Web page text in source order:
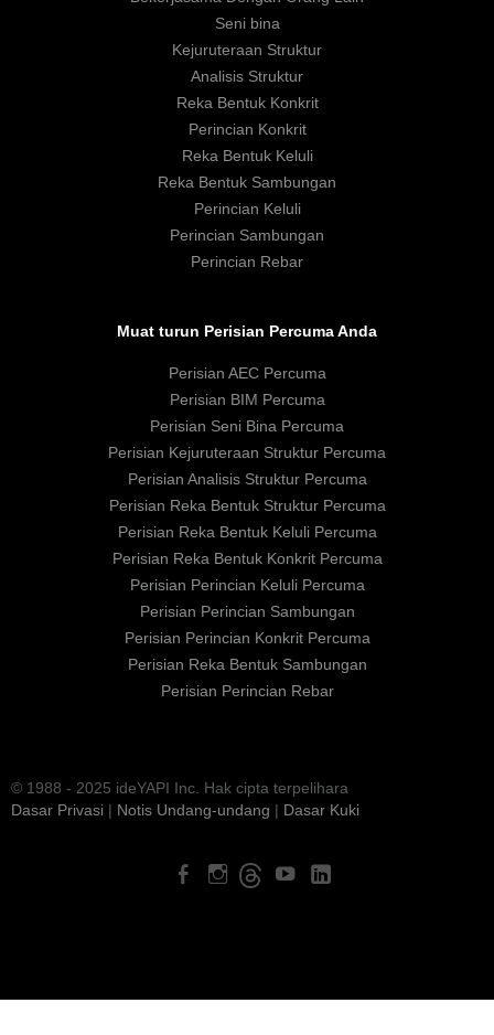
Seni bina
Kejuruteraan Struktur
Analisis Struktur
Reka Bentuk Konkrit
Perincian Konkrit
Reka Bentuk Keluli
Reka Bentuk Sambungan
Perincian Keluli
Perincian Sambungan
Perincian Rebar
Muat turun Perisian Percuma Anda
Perisian AEC Percuma
Perisian BIM Percuma
Perisian Seni Bina Percuma
Perisian Kejuruteraan Struktur Percuma
Perisian Analisis Struktur Percuma
Perisian Reka Bentuk Struktur Percuma
Perisian Reka Bentuk Keluli Percuma
Perisian Reka Bentuk Konkrit Percuma
Perisian Perincian Keluli Percuma
Perisian Perincian Sambungan
Perisian Perincian Konkrit Percuma
Perisian Reka Bentuk Sambungan
Perisian Perincian Rebar
© 1988 - 2025 ideYAPI Inc. Hak cipta terpelihara
Dasar Privasi | Notis Undang-undang | Dasar Kuki